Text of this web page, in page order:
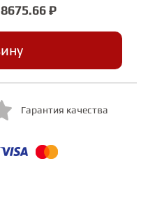
КАМЕННЫЙ
8675.66 ₽
Гарантия качества